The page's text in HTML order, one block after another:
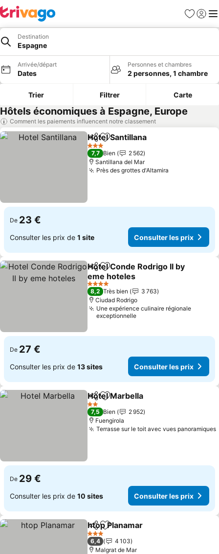
Favoris
Se
Destination
Espagne
Arrivée/départ
Dates
Personnes et chambres
2 personnes, 1 chambre
Trier Filtrer Carte
Hôtels économiques à Espagne, Europe
Comment les paiements influencent notre classement
PartagerAjouter à mes favoris
Hotel Santillana
3 Étoiles
7,7 Bien
2 562
Santillana del Mar
Près des grottes d'Altamira
De 23 €
Consulter les prix de 1 site Consulter les prix
PartagerAjouter à mes favoris
Hotel Conde Rodrigo II by
eme hoteles
4 Étoiles
8,2 Très bien
3 763
Ciudad Rodrigo
Une expérience culinaire régionale
exceptionnelle
De 27 €
Consulter les prix de 13 sites Consulter les prix
PartagerAjouter à mes favoris
Hotel Marbella
2 Étoiles
7,5 Bien
2 952
Fuengirola
Terrasse sur le toit avec vues panoramiques
De 29 €
Consulter les prix de 10 sites Consulter les prix
PartagerAjouter à mes favoris
htop Planamar
3 Étoiles
6,4
4 103
Malgrat de Mar